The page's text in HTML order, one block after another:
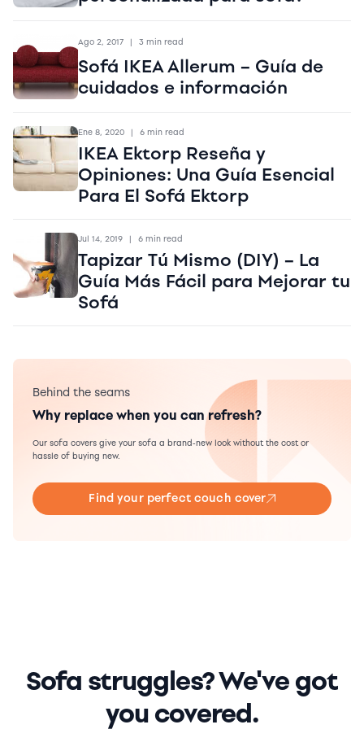
Ago 2, 2017 | 3 min read
Sofá IKEA Allerum – Guía de
cuidados e información
Ene 8, 2020 | 6 min read
IKEA Ektorp Reseña y
Opiniones: Una Guía Esencial
Para El Sofá Ektorp
Jul 14, 2019 | 6 min read
Tapizar Tú Mismo (DIY) – La
Guía Más Fácil para Mejorar tu
Sofá
Behind the seams
Why replace when you can refresh?
Our sofa covers give your sofa a brand-new look without the cost or
hassle of buying new.
Find your perfect couch cover
Sofa struggles? We've got
you covered.